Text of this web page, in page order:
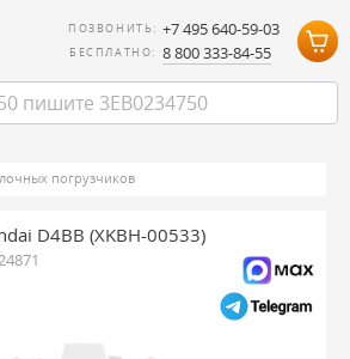
ПОЗВОНИТЬ: +7 495 640-59-03
БЕСПЛАТНО: 8 800 333-84-55
погрузчиков
D4BB (XKBH-00533)